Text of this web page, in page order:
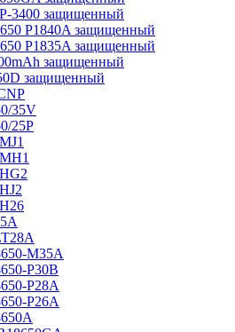
3400 защищенный
P1840A защищенный
P1835A защищенный
защищенный
защищенный
35V
25P
M35A
P30B
P28A
P26A